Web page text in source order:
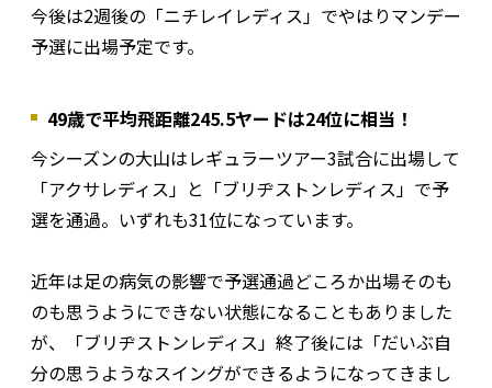
今後は2週後の「ニチレイレディス」でやはりマンデー
予選に出場予定です。
49歳で平均飛距離245.5ヤードは24位に相当！
今シーズンの大山はレギュラーツアー3試合に出場して
「アクサレディス」と「ブリヂストンレディス」で予
選を通過。いずれも31位になっています。
近年は足の病気の影響で予選通過どころか出場そのも
のも思うようにできない状態になることもありました
が、「ブリヂストンレディス」終了後には「だいぶ自
分の思うようなスイングができるようになってきまし